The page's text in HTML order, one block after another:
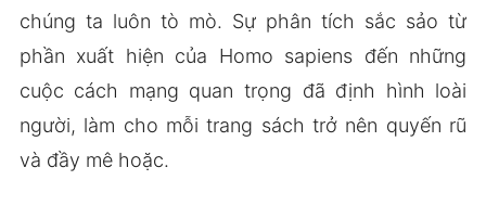
chúng ta luôn tò mò. Sự phân tích sắc sảo từ
phần xuất hiện của Homo sapiens đến những
cuộc cách mạng quan trọng đã định hình loài
người, làm cho mỗi trang sách trở nên quyến rũ
và đầy mê hoặc.